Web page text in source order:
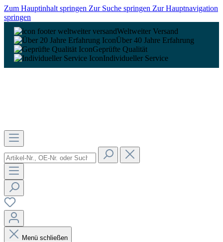
Zum Hauptinhalt springen Zur Suche springen Zur Hauptnavigation
springen
Weltweiter Versand
Über 40 Jahre Erfahrung
Geprüfte Qualität
Individueller Service
Menü schließen